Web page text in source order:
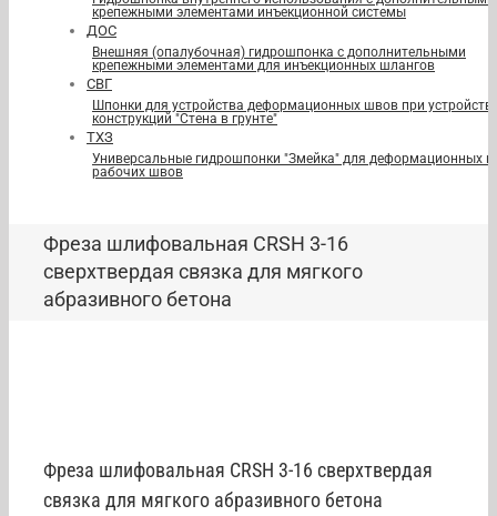
крепежными элементами инъекционной системы
ДОС
Внешняя (опалубочная) гидрошпонка с дополнительными
крепежными элементами для инъекционных шлангов
СВГ
Шпонки для устройства деформационных швов при
конструкций "Стена в грунте"
ТХЗ
Универсальные гидрошпонки "Змейка" для деформационных и
рабочих швов
Фреза шлифовальная CRSH 3-16
сверхтвердая связка для мягкого
абразивного бетона
Фреза шлифовальная CRSH 3-16 сверхтвердая
связка для мягкого абразивного бетона